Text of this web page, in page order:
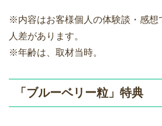
※内容はお客様個人の体験談・感想
人差があります。
※年齢は、取材当時。
「ブルーベリー粒」特典